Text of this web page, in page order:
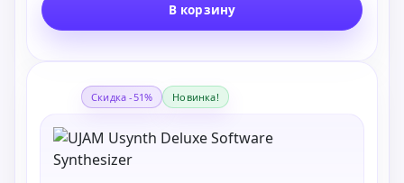
В корзину
Скидка -51% Новинка!